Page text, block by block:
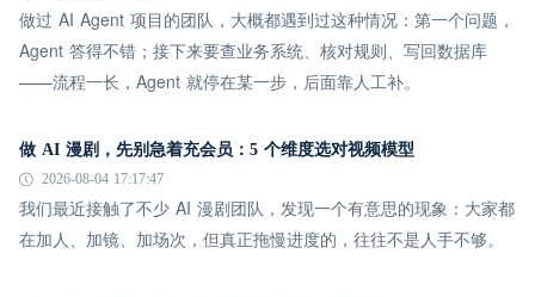
做过 AI Agent 项目的团队，大概都遇到过这种情况：第一个问题，
Agent 答得不错；接下来要查业务系统、核对规则、写回数据库
——流程一长，Agent 就停在某一步，后面靠人工补。
做 AI 漫剧，先别急着充会员：5 个维度选对视频模型
2026-08-04 17:17:47
我们最近接触了不少 AI 漫剧团队，发现一个有意思的现象：大家都
在加人、加镜、加场次，但真正拖慢进度的，往往不是人手不够。